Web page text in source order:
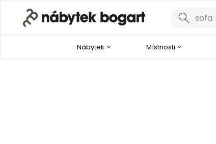
Nábytek Místnosti